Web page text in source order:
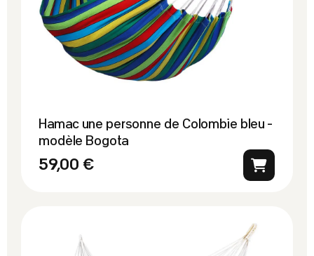
Hamac une personne de Colombie bleu -
modèle Bogota
59,00 €